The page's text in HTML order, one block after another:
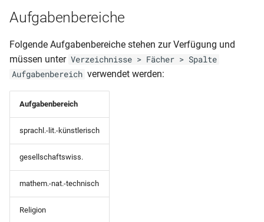
Punkte, HF-Note)
Schülerliste (Fehlzeiten
Klassenliste mit
Schülersummendaten
Aufgabenbereiche
Folgende Aufgabenbereiche stehen zur Verfügung und
müssen unter Verzeichnisse > Fächer > Spalte
Aufgabenbereich verwendet werden:
Aufgabenbereich
sprachl.-lit.-künstlerisch
gesellschaftswiss.
mathem.-nat.-technisch
Religion